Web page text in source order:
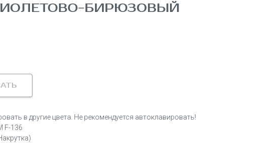
БИРЮЗОВЫЙ
в другие цвета. Не рекомендуется автоклавировать!
F-136